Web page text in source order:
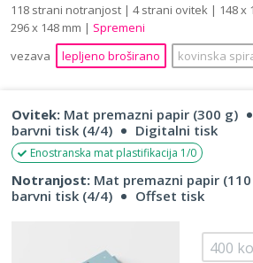
118 strani notranjost | 4 strani ovitek | 148 x
296 x 148 mm | Spremeni
vezava
lepljeno broširano kovinska
Ovitek: Mat premazni papir (300 g)
barvni tisk (4/4)
Digitalni tisk
Enostranska mat plastifikacija 1/0
Notranjost: Mat premazni papir
barvni tisk (4/4)
Offset tisk
400